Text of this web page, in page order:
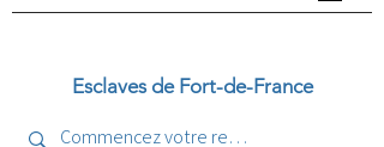
Esclaves de Fort-de-France